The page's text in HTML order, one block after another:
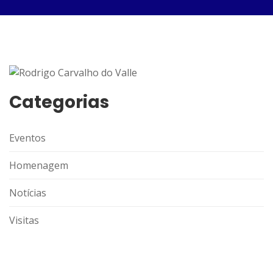
Categorias
Eventos
Homenagem
Notícias
Visitas